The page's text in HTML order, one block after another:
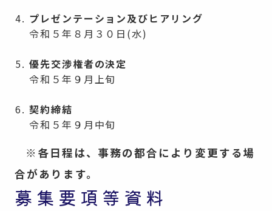
プレゼンテーション及びヒアリング
令和５年８月３０日(水)
優先交渉権者の決定
令和５年９月上旬
契約締結
令和５年９月中旬
※各日程は、事務の都合により変更する場
合があります。
募集要項等資料